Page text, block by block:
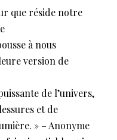
que réside notre
à nous
version de
de l’univers,
et de
» – Anonyme